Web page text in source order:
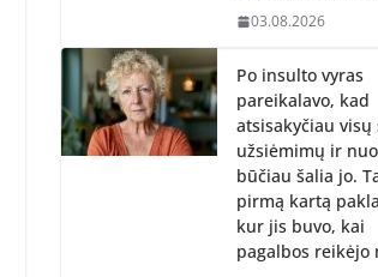
03.08.2026
Po insulto vyras
pareikalavo, kad
atsisakyčiau visų
užsiėmimų ir
būčiau šalia jo.
pirmą kartą
kur jis buvo, kai
pagalbos reikėjo